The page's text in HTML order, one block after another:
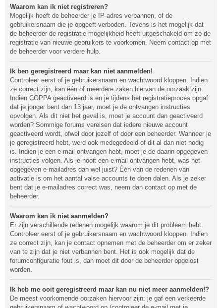
Waarom kan ik niet registreren?
Mogelijk heeft de beheerder je IP-adres verbannen, of de
gebruikersnaam die je opgeeft verboden. Tevens is het mogelijk dat
de beheerder de registratie mogelijkheid heeft uitgeschakeld om zo de
registratie van nieuwe gebruikers te voorkomen. Neem contact op met
de beheerder voor verdere hulp.
Ik ben geregistreerd maar kan niet aanmelden!
Controleer eerst of je gebruikersnaam en wachtwoord kloppen. Indien
ze correct zijn, kan één of meerdere zaken hiervan de oorzaak zijn.
Indien COPPA geactiveerd is en je tijdens het registratieproces opgaf
dat je jonger bent dan 13 jaar, moet je de ontvangen instructies
opvolgen. Als dit niet het geval is, moet je account dan geactiveerd
worden? Sommige forums vereisen dat iedere nieuwe account
geactiveerd wordt, ofwel door jezelf of door een beheerder. Wanneer je
je geregistreerd hebt, werd ook medegedeeld of dit al dan niet nodig
is. Indien je een e-mail ontvangen hebt, moet je de daarin opgegeven
instructies volgen. Als je nooit een e-mail ontvangen hebt, was het
opgegeven e-mailadres dan wel juist? Één van de redenen van
activatie is om het aantal valse accounts te doen dalen. Als je zeker
bent dat je e-mailadres correct was, neem dan contact op met de
beheerder.
Waarom kan ik niet aanmelden?
Er zijn verschillende redenen mogelijk waarom je dit probleem hebt.
Controleer eerst of je gebruikersnaam en wachtwoord kloppen. Indien
ze correct zijn, kan je contact opnemen met de beheerder om er zeker
van te zijn dat je niet verbannen bent. Het is ook mogelijk dat de
forumconfiguratie fout is, dan moet dit door de beheerder opgelost
worden.
Ik heb me ooit geregistreerd maar kan nu niet meer aanmelden!?
De meest voorkomende oorzaken hiervoor zijn: je gaf een verkeerde